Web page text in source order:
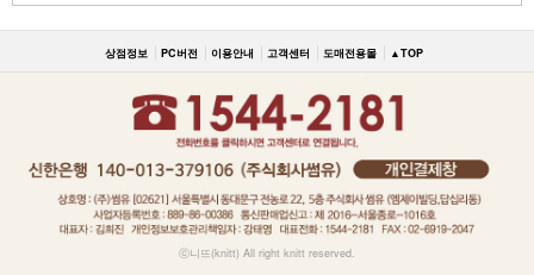
상점정보 PC버전 이용안내 고객센터 도매전용몰 ▲TOP
ⓒ니뜨(knitt) All right knitt reserved.